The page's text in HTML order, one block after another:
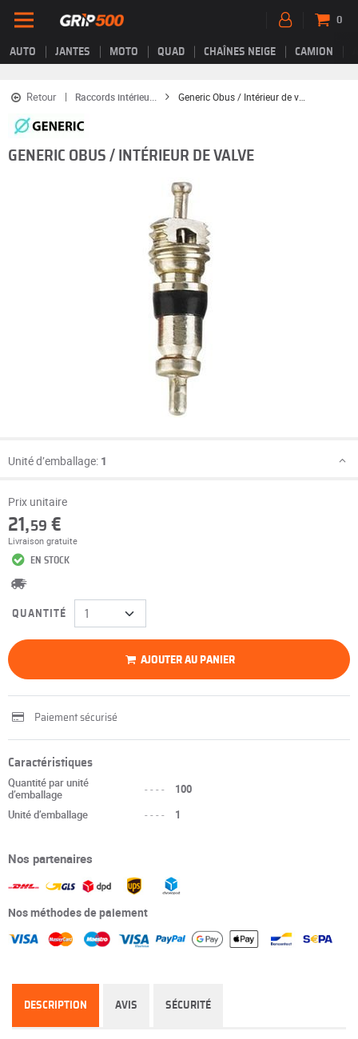
AUTO JANTES MOTO QUAD CHAÎNES NEIGE CAMION
0
Retour Raccords intérieu... Generic Obus / Intérieur de valve
GENERIC OBUS / INTÉRIEUR DE VALVE
Unité d’emballage: 1
Prix unitaire
21,59 €
Livraison gratuite
EN STOCK
QUANTITÉ
AJOUTER AU PANIER
Paiement sécurisé
Caractéristiques
Quantité par unité
d’emballage
----
100
Unité d’emballage
---- 1
Nos partenaires
Nos méthodes de paiement
DESCRIPTION AVIS SÉCURITÉ